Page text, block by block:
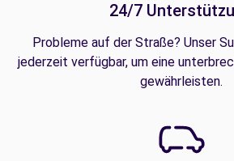
24/7
Probleme auf der Straße? Unser
jederzeit verfügbar, um eine
gewährleisten.